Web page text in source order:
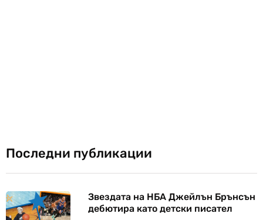
Последни публикации
Звездата на НБА Джейлън Брънсън
дебютира като детски писател